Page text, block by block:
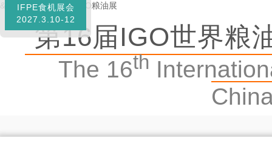
IFPE食机展会
2027.3.10-12
首页»展会邀约» IGO粮油展
第16届IGO世界粮
The 16th